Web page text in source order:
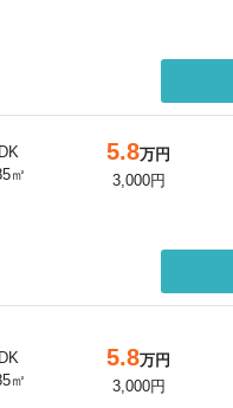
㎡
5.8万円
3,000円
㎡
5.8万円
3,000円